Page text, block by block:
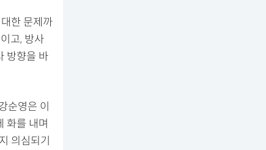
한 문제까
고, 방사
방향을 바
순영은 이
화를 내며
의심되기